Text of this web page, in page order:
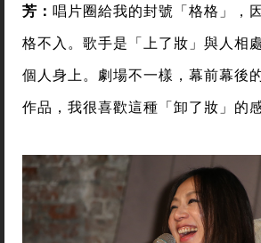
芳： 唱片圈給我的封號「格格」，
格不入。歌手是「上了妝」與人相
個人身上。劇場不一樣，幕前幕後
作品，我很喜歡這種「卸了妝」的感